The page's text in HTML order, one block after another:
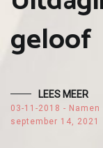
geloof
LEES MEER
03-11-2018 - Namen
september 14, 2021